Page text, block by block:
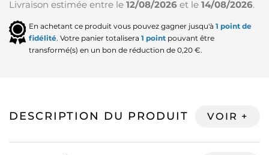
Livraison estimée entre le 12/08/2026 et le 14/08/2026.
En achetant ce produit vous pouvez gagner jusqu'à 1 point de
fidélité. Votre panier totalisera 1 point pouvant être
transformé(s) en un bon de réduction de 0,20 €.
DESCRIPTION DU PRODUIT